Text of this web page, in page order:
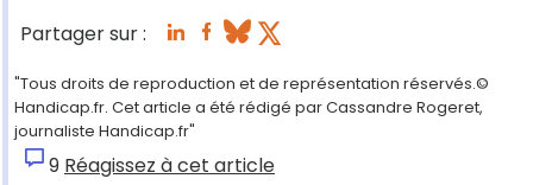
Partager sur :
"Tous droits de reproduction et de représentation réservés.©
Handicap.fr. Cet article a été rédigé par Cassandre Rogeret,
journaliste Handicap.fr"
9 Réagissez à cet article